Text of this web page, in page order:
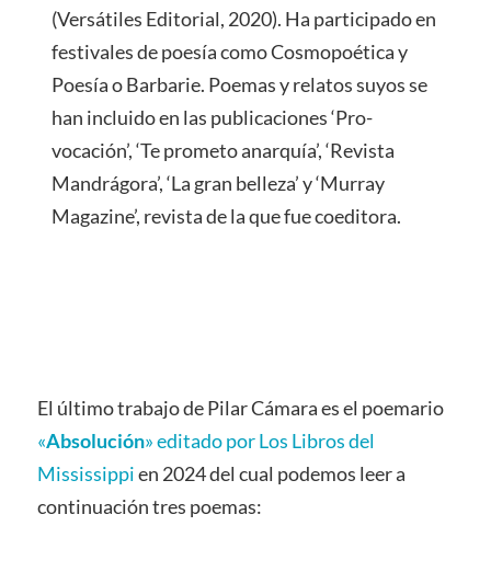
(Versátiles Editorial, 2020). Ha participado en
festivales de poesía como Cosmopoética y
Poesía o Barbarie. Poemas y relatos suyos se
han incluido en las publicaciones ‘Pro-
vocación’, ‘Te prometo anarquía’, ‘Revista
Mandrágora’, ‘La gran belleza’ y ‘Murray
Magazine’, revista de la que fue coeditora.
El último trabajo de Pilar Cámara es el poemario
«Absolución» editado por Los Libros del
Mississippien 2024 del cual podemos leer a
continuación tres poemas: